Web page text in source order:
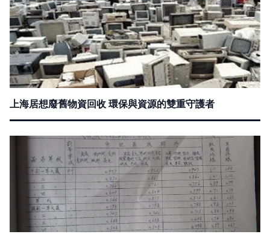
上海居想廢舊物資回收 環保與資源的雙重守護者